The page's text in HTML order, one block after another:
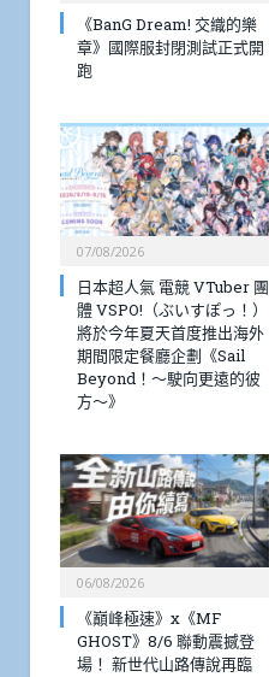
《BanG Dream! 交織的樂
章》國際服封閉測試正式開
跑
07/08/2026
日本超人氣 電競 VTuber 團
體 VSPO!（ぶいすぽっ！）
將於今年夏天首度推出海外
期間限定餐廳企劃《Sail
Beyond！～駛向更遠的彼
方～》
06/08/2026
《巔峰極速》x《MF
GHOST》8/6 聯動震撼登
場！ 新世代山路傳說再臨